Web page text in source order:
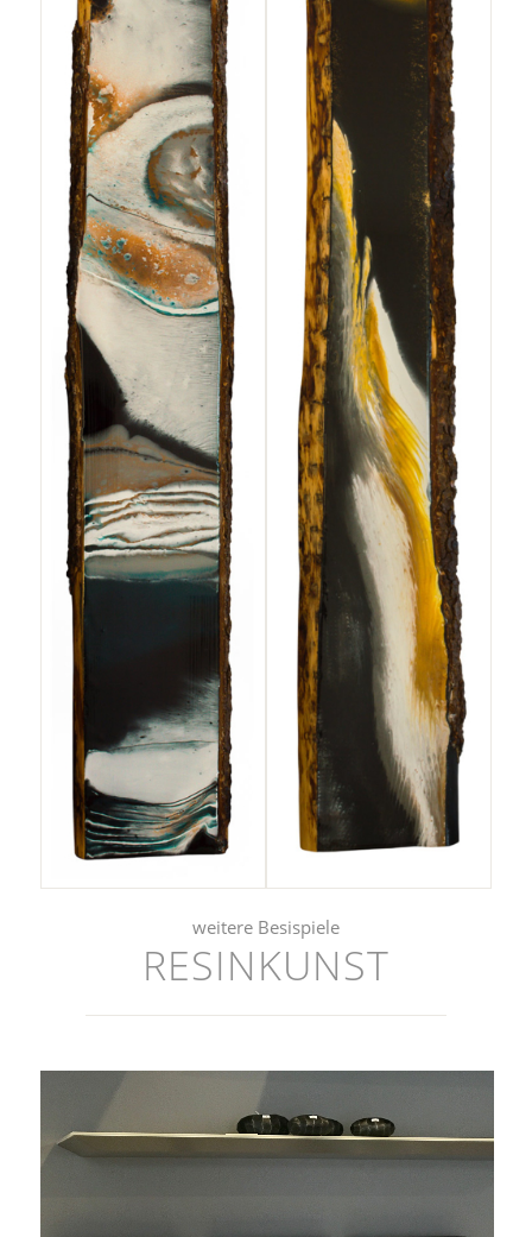
weitere Besispiele
RESINKUNST